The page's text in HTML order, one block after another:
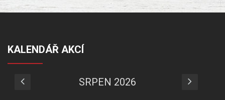
KALENDÁŘ AKCÍ
SRPEN 2026